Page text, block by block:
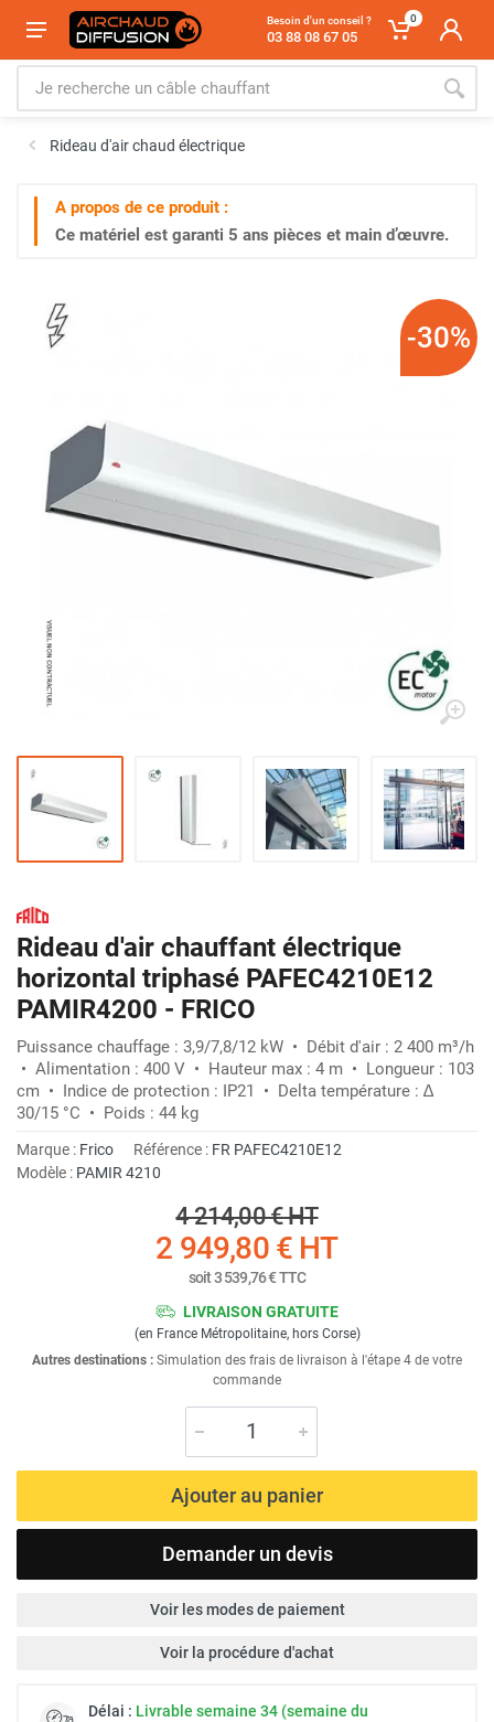
Besoin d'un conseil ?
03 88 08 67 05
0
Rideau d'air chaud électrique
A propos de ce produit :
Ce matériel est garanti 5 ans pièces et main d’œuvre.
-30%
Rideau d'air chauffant électrique
horizontal triphasé PAFEC4210E12
PAMIR4200 - FRICO
Puissance chauffage : 3,9/7,8/12 kW • Débit d'air : 2 400 m³/h
• Alimentation : 400 V • Hauteur max : 4 m • Longueur : 103
cm • Indice de protection : IP21 • Delta température : ∆
30/15 °C • Poids : 44 kg
Marque : Frico Référence : FR PAFEC4210E12
Modèle : PAMIR 4210
4 214,00 €HT
2 949,80 € HT
soit3 539,76 €TTC
LIVRAISON GRATUITE
(en France Métropolitaine, hors Corse)
Autres destinations : Simulation des frais de livraison à l'étape 4 de votre
commande
Ajouter au panier
Demander un devis
Voir les modes de paiement
Voir la procédure d'achat
Délai : Livrable semaine 34 (semaine du